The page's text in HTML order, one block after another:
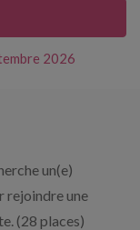
2026
un(e)
rejoindre une
(28 places)